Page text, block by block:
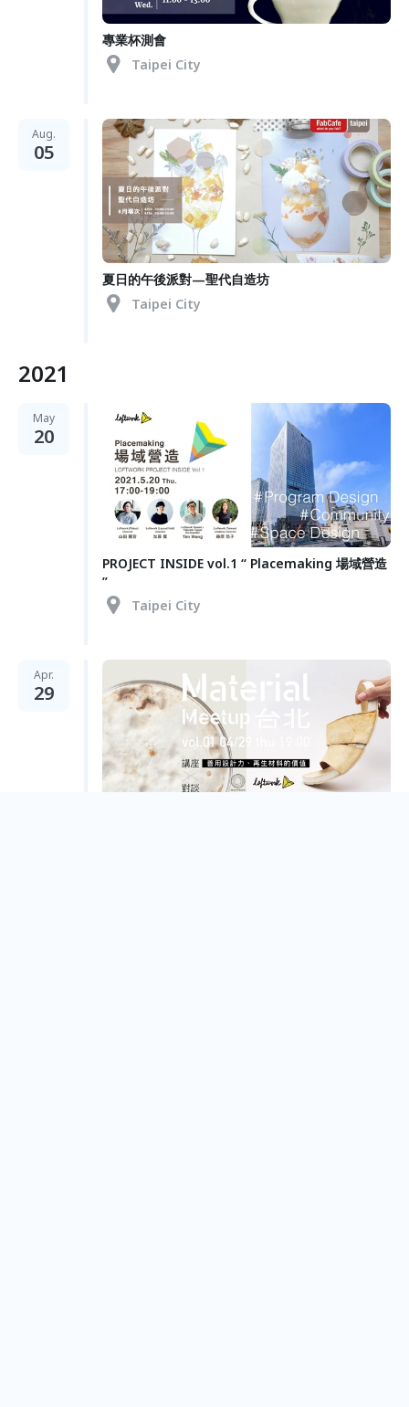
專業杯測會
Taipei City
Aug.
05
夏日的午後派對—聖代自造坊
Taipei City
2021
May
20
PROJECT INSIDE vol.1 “ Placemaking 場域營造
”
Taipei City
Apr.
29